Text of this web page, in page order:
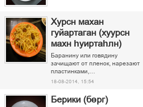
Хурсн махан
гуйартаган (хуурсн
махн һуиртаһлн)
Баранину или говядину
зачищают от пленок, нарезают
пластинками,…
18-08-2014, 15:54
Берики (бөрг)